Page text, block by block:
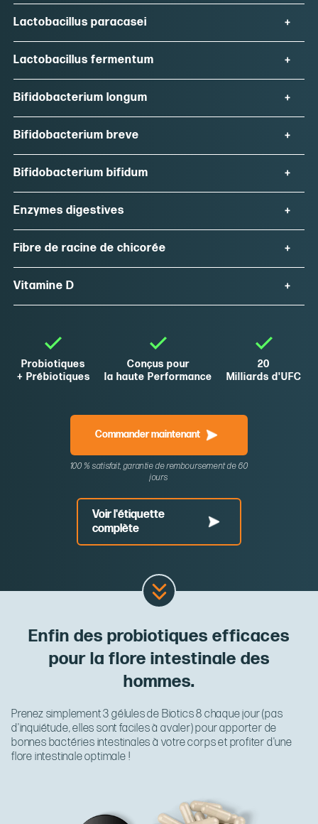
Lactobacillus paracasei
Lactobacillus fermentum
Bifidobacterium longum
Bifidobacterium breve
Bifidobacterium bifidum
Enzymes digestives
Fibre de racine de chicorée
Vitamine D
Probiotiques
+ Prébiotiques
Conçus pour
la haute Performance
20
Milliards d'UFC
Commander maintenant
100 % satisfait, garantie de remboursement de 60
jours
Voir l'étiquette
complète
Enfin des probiotiques efficaces
pour la flore intestinale des
hommes.
Prenez simplement 3 gélules de Biotics 8 chaque jour (pas
d'inquiétude, elles sont faciles à avaler) pour apporter de
bonnes bactéries intestinales à votre corps et profiter d'une
flore intestinale optimale !